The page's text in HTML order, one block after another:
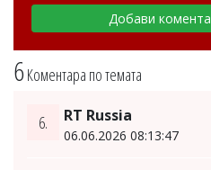
6Коментара по темата
6. RT Russia
06.06.2026 08:13:47